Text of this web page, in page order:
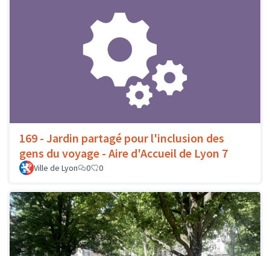
169 - Jardin partagé pour l'inclusion des
gens du voyage - Aire d'Accueil de Lyon 7
Ville de Lyon 0 0